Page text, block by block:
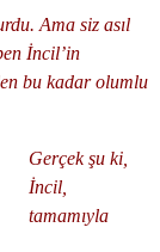
Ama siz asıl
İncil’in
bu kadar olumlu
Gerçek şu ki,
İncil,
tamamıyla